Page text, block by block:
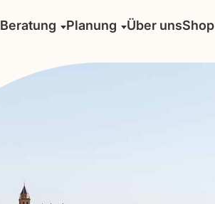
Beratung Planung Über unsShop